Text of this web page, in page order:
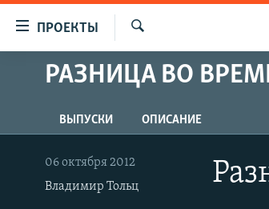
упрощенного
Вернуться
к
основному
содержанию
ПРОЕКТЫ
ПРОГРАММЫ
АВТОРСКИЕ ПРОЕКТЫ
ЦИТАТЫ СВОБОДЫ
МНЕНИЯ
РАЗНИЦА ВО
ВЫПУСКИ ОПИСАНИЕ
06 октября 2012
Владимир Тольц